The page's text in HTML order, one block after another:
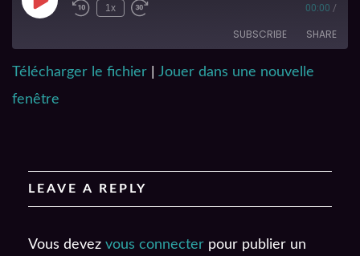
1x 00:00 /
SUBSCRIBE SHARE
RSS FEED
Télécharger le fichier
Jouer dans une nouvelle
fenêtre
LEAVE A REPLY
Vous devez vous connecter pour publier un